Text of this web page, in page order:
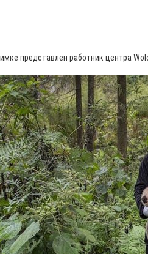
представлен работник центра